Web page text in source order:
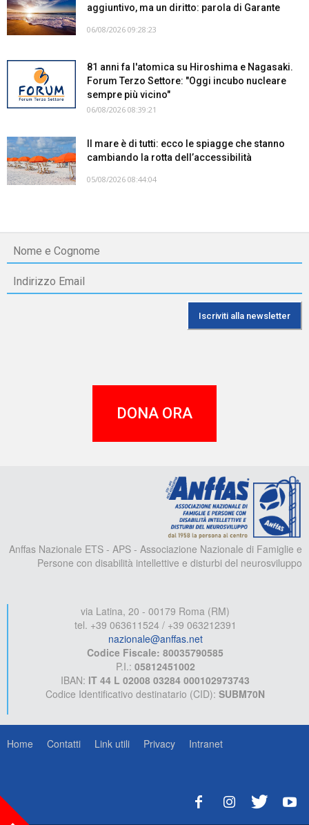
aggiuntivo, ma un diritto: parola di Garante
06/08/2026 09:28:23
81 anni fa l'atomica su Hiroshima e Nagasaki.
Forum Terzo Settore: "Oggi incubo nucleare
sempre più vicino"
06/08/2026 08:39:21
Il mare è di tutti: ecco le spiagge che stanno
cambiando la rotta dell’accessibilità
05/08/2026 08:44:04
DONA ORA
Anffas Nazionale ETS - APS - Associazione Nazionale di Famiglie e
Persone con disabilità intellettive e disturbi del neurosviluppo
via Latina, 20 - 00179 Roma (RM)
tel. +39 063611524 / +39 063212391
nazionale@anffas.net
Codice Fiscale: 80035790585
P.I.: 05812451002
IBAN: IT 44 L 02008 03284 000102973743
Codice Identificativo destinatario (CID): SUBM70N
Home Contatti Link utili Privacy Intranet